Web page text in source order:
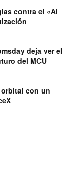
contra el «AI
deja ver el
del MCU
con un